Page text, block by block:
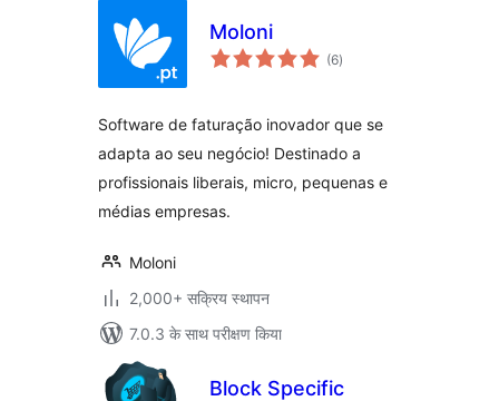
Moloni
(6कुल
दर)
Software de faturação inovador que se
adapta ao seu negócio! Destinado a
profissionais liberais, micro, pequenas e
médias empresas.
Moloni
2,000+ सक्रिय स्थापन
7.0.3 के साथ परीक्षण किया
Block Specific